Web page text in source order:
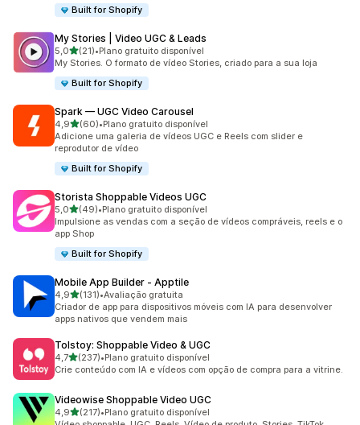
Built for Shopify
My Stories | Video UGC & Leads
5,0de 5 estrelas
(21)
21 avaliações ao todo
•Plano gratuito disponível
My Stories. O formato de vídeo Stories, criado para a sua loja
Built for Shopify
Spark — UGC Video Carousel
4,9de 5 estrelas
(60)
60 avaliações ao todo
•Plano gratuito disponível
Adicione uma galeria de vídeos UGC e Reels com slider e
reprodutor de vídeo
Built for Shopify
Storista Shoppable Videos UGC
5,0de 5 estrelas
(49)
49 avaliações ao todo
•Plano gratuito disponível
Impulsione as vendas com a seção de vídeos compráveis, reels e o
app Shop
Built for Shopify
Mobile App Builder ‑ Apptile
4,9de 5 estrelas
(131)
131 avaliações ao todo
•Avaliação gratuita
Criador de app para dispositivos móveis com IA para desenvolver
apps nativos que vendem mais
Tolstoy: Shoppable Video & UGC
4,7de 5 estrelas
(237)
237 avaliações ao todo
•Plano gratuito disponível
Crie conteúdo com IA e vídeos com opção de compra para a vitrine.
Videowise Shoppable Video UGC
4,9de 5 estrelas
(217)
217 avaliações ao todo
•Plano gratuito disponível